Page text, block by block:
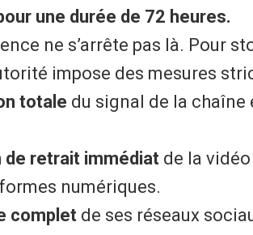
une durée de 72 heures.
ne s’arrête pas là. Pour
impose des mesures
totale du signal de la
de retrait immédiatde la vidéo
numériques.
completde ses réseaux